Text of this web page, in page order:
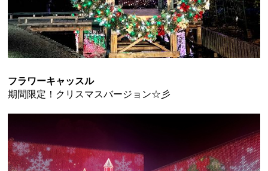
フラワーキャッスル
期間限定！クリスマスバージョン☆彡